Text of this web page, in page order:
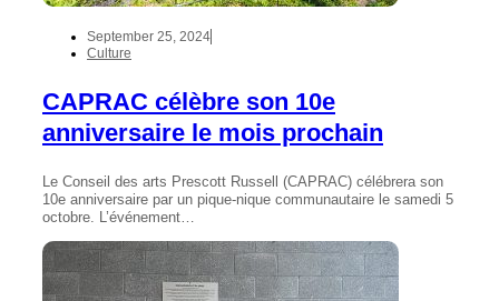
September 25, 2024
Culture
CAPRAC célèbre son 10e
anniversaire le mois prochain
Le Conseil des arts Prescott Russell (CAPRAC) célébrera son
10e anniversaire par un pique-nique communautaire le samedi 5
octobre. L’événement…